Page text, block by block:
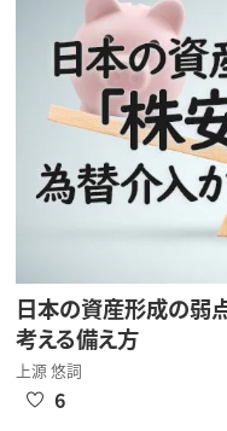
日本の資産形成の弱
考える備え方
上源 悠詞
6